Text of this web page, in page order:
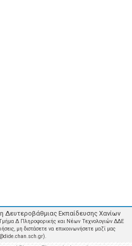
Δευτεροβάθμιας Εκπαίδευσης Χανίων
Τμήμα Δ Πληροφορικής και Νέων Τεχνολογιών ΔΔΕ
μη διστάσετε να επικοινωνήσετε μαζί μας